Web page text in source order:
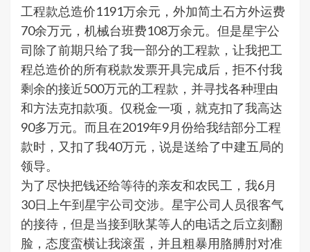
工程款总造价1191万余元，外加简土石方外运费
70余万元，机械台班费108万余元。但是星宇公
司除了前期只给了我一部分的工程款，让我把工
程总造价的所有税款发票开具完成后，拒不付我
剩余的接近500万元的工程款，并寻找各种理由
和方法克扣款项。仅税金一项，就克扣了我高达
90多万元。而且在2019年9月份给我结部分工程
款时，又扣了我40万元，说是送给了中建五局的
领导。
为了尽快把钱还给等待的亲友和农民工，我6月
30日上午到星宇公司交涉。星宇公司人员很客气
的接待，但是当接到耿某等人的电话之后立刻翻
脸，态度蛮横让我滚蛋，并且粗暴用胳膊肘对准